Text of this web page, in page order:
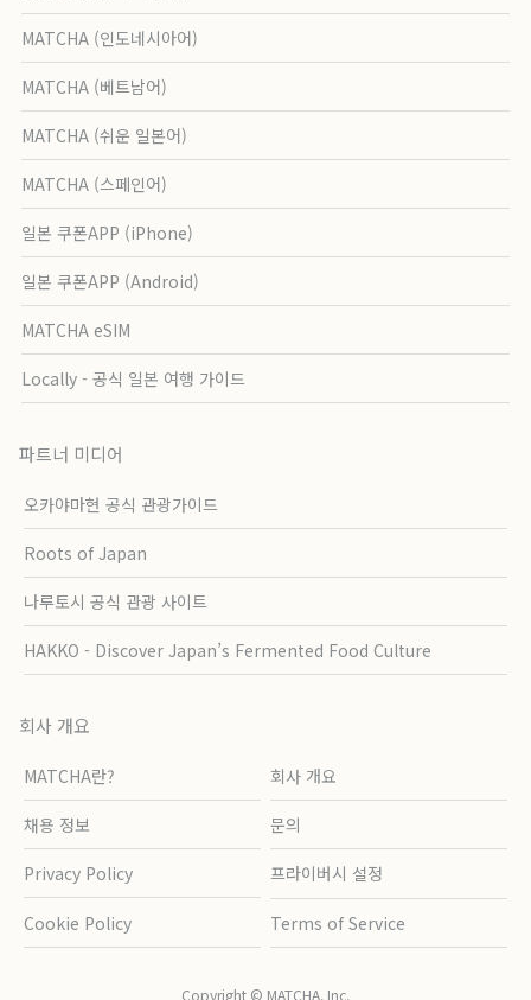
MATCHA (인도네시아어)
MATCHA (베트남어)
MATCHA (쉬운 일본어)
MATCHA (스페인어)
일본 쿠폰APP (iPhone)
일본 쿠폰APP (Android)
MATCHA eSIM
Locally - 공식 일본 여행 가이드
파트너 미디어
오카야마현 공식 관광가이드
Roots of Japan
나루토시 공식 관광 사이트
HAKKO - Discover Japan’s Fermented Food Culture
회사 개요
MATCHA란? 회사 개요
채용 정보 문의
Privacy Policy 프라이버시 설정
Cookie Policy Terms of Service
Copyright © MATCHA, Inc.